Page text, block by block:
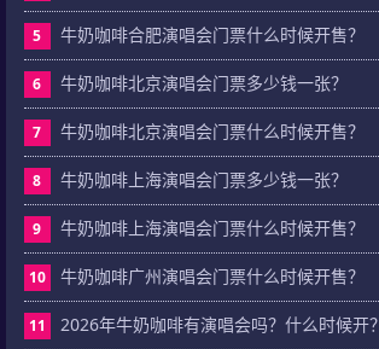
5 牛奶咖啡合肥演唱会门票什么时候开售？
6 牛奶咖啡北京演唱会门票多少钱一张？
7 牛奶咖啡北京演唱会门票什么时候开售？
8 牛奶咖啡上海演唱会门票多少钱一张？
9 牛奶咖啡上海演唱会门票什么时候开售？
10 牛奶咖啡广州演唱会门票什么时候开售？
11 2026年牛奶咖啡有演唱会吗？什么时候开？